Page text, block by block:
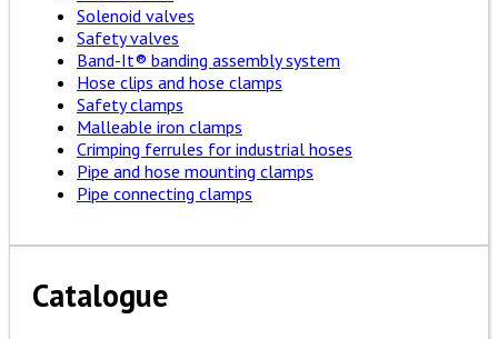
Solenoid valves
Safety valves
Band-It® banding assembly system
Hose clips and hose clamps
Safety clamps
Malleable iron clamps
Crimping ferrules for industrial hoses
Pipe and hose mounting clamps
Pipe connecting clamps
Catalogue